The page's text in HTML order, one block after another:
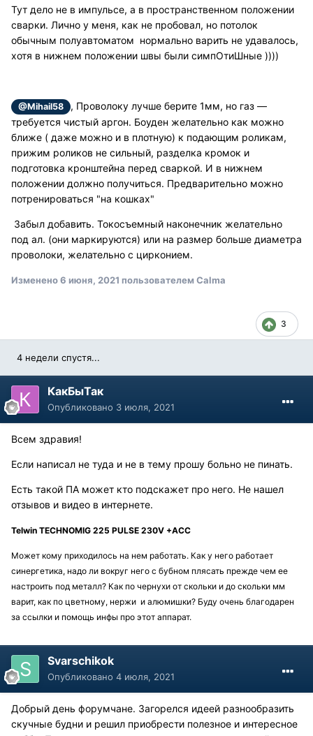
Тут дело не в импульсе, а в пространственном положении
сварки. Лично у меня, как не пробовал, но потолок
обычным полуавтоматом нормально варить не удавалось,
хотя в нижнем положении швы были симпОтиШные ))))
@Mihail58
, Проволоку лучше берите 1мм, но газ —
требуется чистый аргон. Боуден желательно как можно
ближе ( даже можно и в плотную) к подающим роликам,
прижим роликов не сильный, разделка кромок и
подготовка кронштейна перед сваркой. И в нижнем
положении должно получиться. Предварительно можно
потренироваться "на кошках"
Забыл добавить. Токосъемный наконечник желательно
под ал. (они маркируются) или на размер больше диаметра
проволоки, желательно с цирконием.
Изменено6 июня, 2021 пользователем Calma
3
4 недели спустя...
КакБыТак
Опубликовано 3 июля, 2021
Всем здравия!
Если написал не туда и не в тему прошу больно не пинать.
Есть такой ПА может кто подскажет про него. Не нашел
отзывов и видео в интернете.
Telwin TECHNOMIG 225 PULSE 230V +ACC
Может кому приходилось на нем работать. Как у него работает
синергетика, надо ли вокруг него с бубном плясать прежде чем ее
настроить под металл? Как по чернухи от скольки и до скольки мм
варит, как по цветному, нержи и алюмишки? Буду очень благодарен
за ссылки и помощь инфы про этот аппарат.
Svarschikok
Опубликовано 4 июля, 2021
Добрый день форумчане. Загорелся идеей разнообразить
скучные будни и решил приобрести полезное и интересное